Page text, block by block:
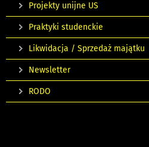
Projekty unijne US
Praktyki studenckie
Likwidacja / Sprzedaż majątku
Newsletter
RODO